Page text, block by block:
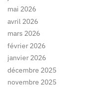
mai 2026
avril 2026
mars 2026
février 2026
janvier 2026
décembre 2025
novembre 2025